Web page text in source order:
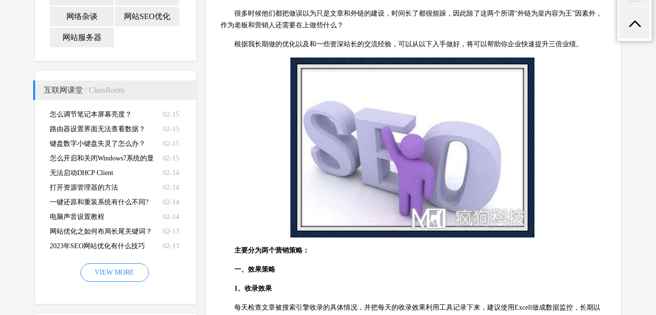
网络杂谈 网站SEO优化
网站服务器
互联网课堂 / ClassRoom
02-15
怎么调节笔记本屏幕亮度？
02-15
路由器设置界面无法查看数据？
02-15
键盘数字小键盘失灵了怎么办？
02-15
怎么开启和关闭Windows7系统的显
卡硬件加速功能
02-14
无法启动DHCP Client
02-14
打开资源管理器的方法
02-14
一键还原和重装系统有什么不同?
02-14
电脑声音设置教程
02-13
网站优化之如何布局长尾关键词？
02-13
2023年SEO网站优化有什么技巧
VIEW MORE
很多时候他们都把做误以为只是文章和外链的建设，时间长了都很烦躁，因此除了这两个所谓“外链为皇内容为王”因素外，
作为老板和营销人还需要在上做些什么？
根据我长期做的优化以及和一些资深站长的交流经验，可以从以下入手做好，将可以帮助你企业快速提升三倍业绩。
主要分为两个营销策略：
一、效果策略
1、收录效果
每天检查文章被搜索引擎收录的具体情况，并把每天的收录效果利用工具记录下来，建议使用Excell做成数据监控，长期以